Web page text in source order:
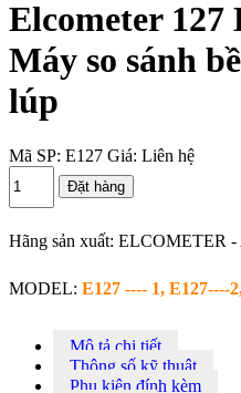
Elcometer 127
Máy so sánh
lúp
Mã SP: E127 Giá: Liên hệ
Hãng sản xuất: ELCOMETER
MODEL: E127 ---- 1, E127----
Mô tả chi tiết
Thông số kỹ thuật
Phụ kiện đính kèm